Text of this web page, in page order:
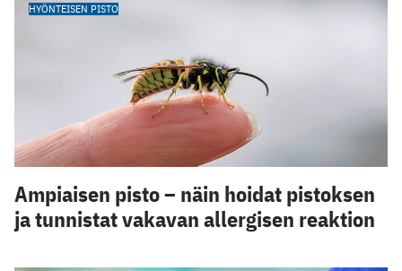
HYÖNTEISEN PISTO
Ampiaisen pisto – näin hoidat pistoksen
ja tunnistat vakavan allergisen reaktion